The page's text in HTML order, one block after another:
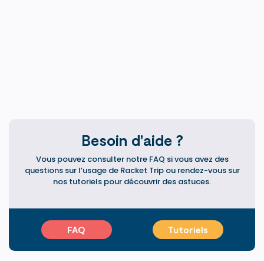
Besoin d'aide ?
Vous pouvez consulter notre FAQ si vous avez des
questions sur l’usage de Racket Trip ou rendez-vous sur
nos tutoriels pour découvrir des astuces.
FAQ Tutoriels